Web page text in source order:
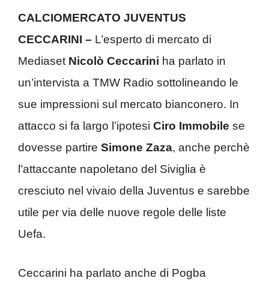
CALCIOMERCATO JUVENTUS
CECCARINI – L’esperto di mercato di
Mediaset Nicolò Ceccarini ha parlato in
un’intervista a TMW Radio sottolineando le
sue impressioni sul mercato bianconero. In
attacco si fa largo l’ipotesi Ciro Immobile se
dovesse partire Simone Zaza, anche perchè
l’attaccante napoletano del Siviglia è
cresciuto nel vivaio della Juventus e sarebbe
utile per via delle nuove regole delle liste
Uefa.
Ceccarini ha parlato anche di Pogba